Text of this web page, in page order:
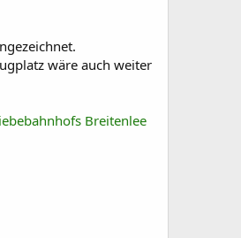
wäre auch weiter
Breitenlee